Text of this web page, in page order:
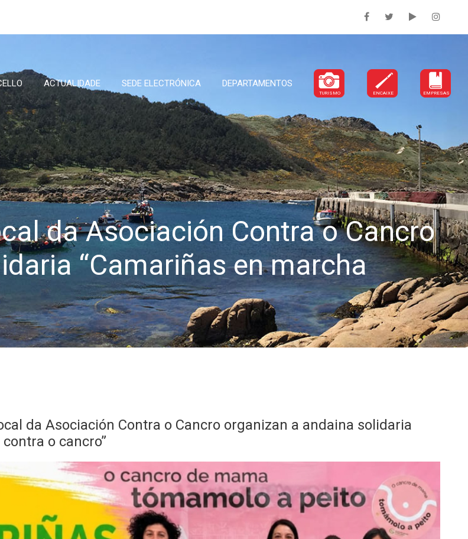
ACTUALIDADE SEDE ELECTRÓNICA DEPARTAMENTOS
TURISMO ENCAIXE EMPRESAS
da Asociación Contra o Cancro
“Camariñas en marcha
da Asociación Contra o Cancro organizan a andaina solidaria
o cancro”